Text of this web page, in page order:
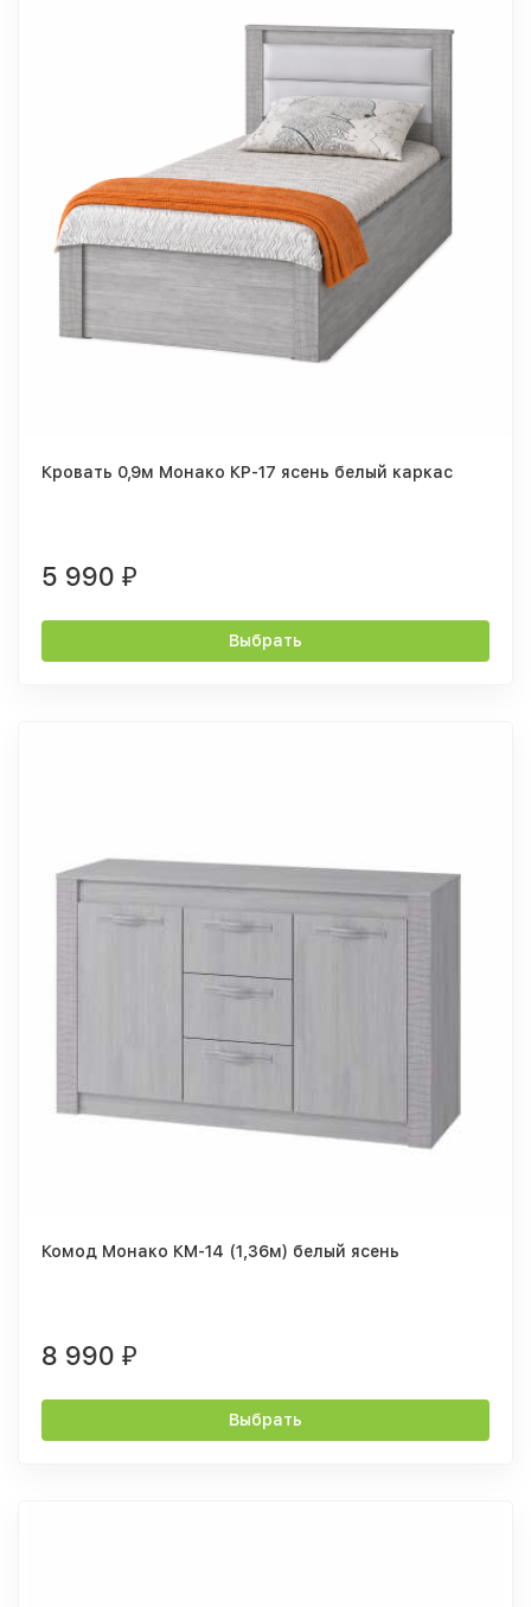
Кровать 0,9м Монако КР-17 ясень белый каркас
5 990 ₽
Выбрать
Комод Монако КМ-14 (1,36м) белый ясень
8 990 ₽
Выбрать